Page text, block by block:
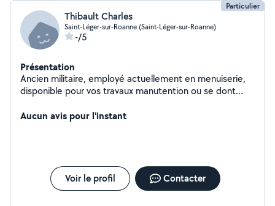
Particulier
Thibault Charles
Saint-Léger-sur-Roanne (Saint-Léger-sur-Roanne)
-/5
Présentation
Ancien militaire, employé actuellement en menuiserie,
disponible pour vos travaux manutention ou se dont
Aucun avis pour l'instant
Voir le profil Contacter